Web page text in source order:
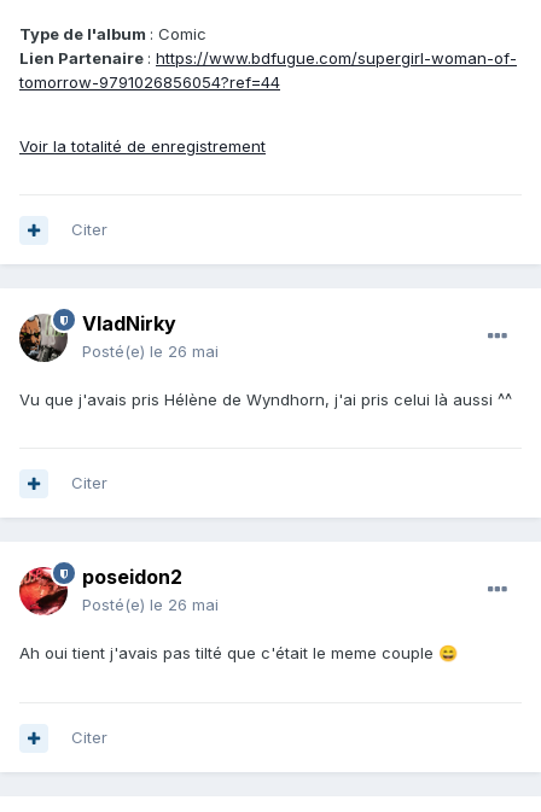
Type de l'album : Comic
Lien Partenaire : https://www.bdfugue.com/supergirl-woman-of-
tomorrow-9791026856054?ref=44
Voir la totalité de enregistrement
Citer
VladNirky
Posté(e) le 26 mai
Vu que j'avais pris Hélène de Wyndhorn, j'ai pris celui là aussi ^^
Citer
poseidon2
Posté(e) le 26 mai
Ah oui tient j'avais pas tilté que c'était le meme couple 😄
Citer